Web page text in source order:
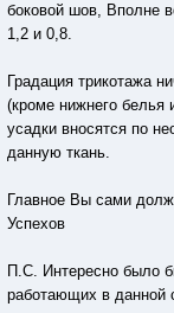
боковой шов, Вполне
1,2 и 0,8.
Градация трикотажа
(кроме нижнего белья
усадки вносятся по
данную ткань.
Главное Вы сами
Успехов
П.С. Интересно было
работающих в данной